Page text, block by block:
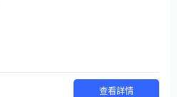
查看詳情